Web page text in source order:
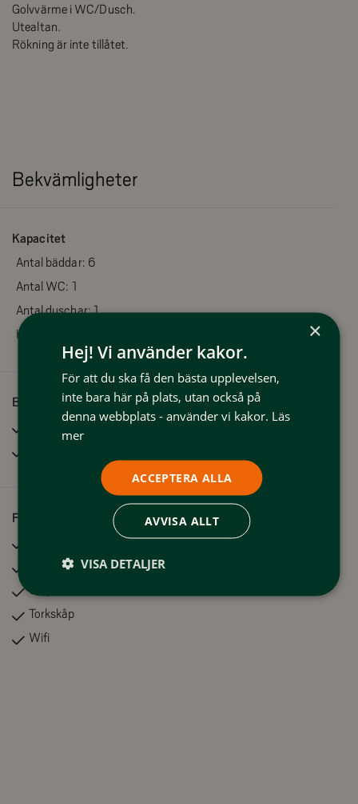
Golvvärme i WC/Dusch.
Utealtan.
Rökning är inte tillåtet.
Bekvämligheter
Kapacitet
Antal bäddar: 6
Antal WC: 1
Antal duschar: 1
Kvadratmeter:
Bra att veta
Faciliteter
Diskmaskin
Uteplats
Torkskåp
Wifi
×
Hej! Vi använder kakor.
För att du ska få den bästa upplevelsen,
inte bara här på plats, utan också på
denna webbplats - använder vi kakor. Läs
mer
ACCEPTERA ALLA
AVVISA ALLT
VISA DETALJER